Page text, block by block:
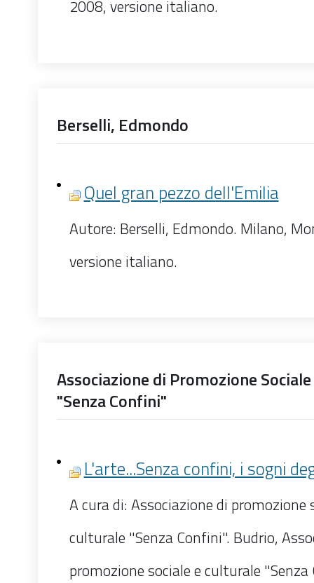
2008, versione italiano.
Berselli, Edmondo
Quel gran pezzo dell'Emilia
Autore: Berselli, Edmondo. Milano,
versione italiano.
Associazione di Promozione
"Senza Confini"
L'arte...Senza confini, i sogni
A cura di: Associazione di promozione
culturale "Senza Confini". Budrio,
promozione sociale e culturale